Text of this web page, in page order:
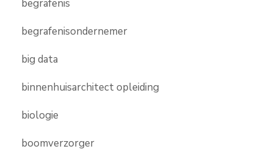
begrafenis
begrafenisondernemer
big data
binnenhuisarchitect opleiding
biologie
boomverzorger